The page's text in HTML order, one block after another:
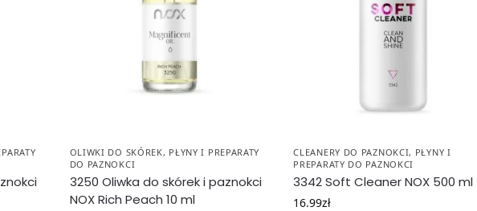
OLIWKI DO SKÓREK, PŁYNY I PREPARATY
DO PAZNOKCI
3250 Oliwka do skórek i paznokci
NOX Rich Peach 10 ml
CLEANERY DO PAZNOKCI, PŁYNY I
PREPARATY DO PAZNOKCI
3342 Soft Cleaner NOX 500 ml
16.99zł